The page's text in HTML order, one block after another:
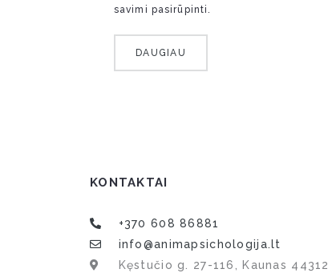
savimi pasirūpinti.
DAUGIAU
KONTAKTAI
+370 608 86881
info@animapsichologija.lt
Kęstučio g. 27-116, Kaunas 44312